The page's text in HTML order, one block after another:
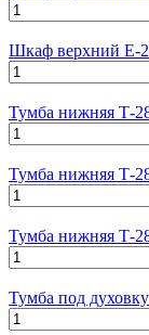
Шкаф верхний Е-
Тумба нижняя Т-
Тумба нижняя Т-
Тумба нижняя Т-
Тумба под